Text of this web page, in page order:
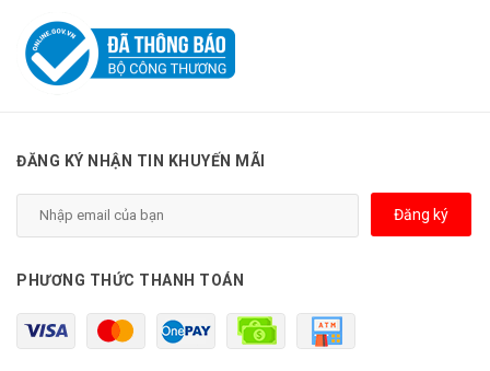
ĐĂNG KÝ NHẬN TIN KHUYẾN MÃI
Đăng ký
PHƯƠNG THỨC THANH TOÁN